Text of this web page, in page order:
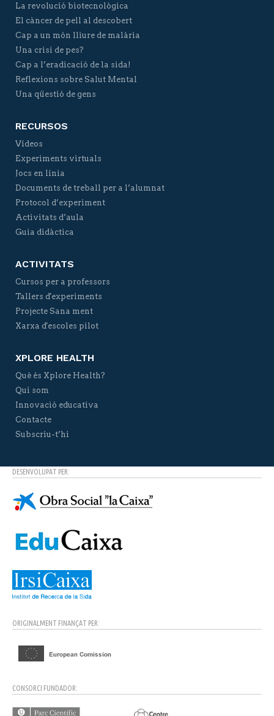
La revolució biotecnològica
El càncer de pell al descobert
Cap a un món lliure de malària
Una crisi de pes?
Cap a l’eradicació de la sida!
Reflexions sobre Salut Mental
Una qüestió de gens
RECURSOS
Vídeos
Experiments virtuals
Jocs en línia
Documents de treball per a l’alumnat
Protocol d’experiment
Activitats d’aula
Guia didàctica
ACTIVITATS
Cursos per a professors
Tallers d'experiments
Projecte Sana ment
Xarxa d'escoles pilot
XPLORE HEALTH
Què és Xplore Health?
Qui som
Innovació educativa
Contacte
Subscriu-t’hi
DESENVOLUPAT PER:
ORIGINALMENT FINANÇAT PER:
CONSORCI FUNDADOR: